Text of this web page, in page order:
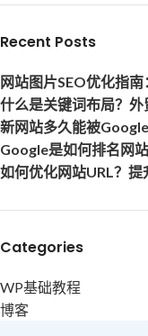
Recent Posts
网站图片SEO优化指
什么是关键词布局？
新网站多久能被
Google是如何排名网
如何优化网站URL？
Categories
WP基础教程
博客